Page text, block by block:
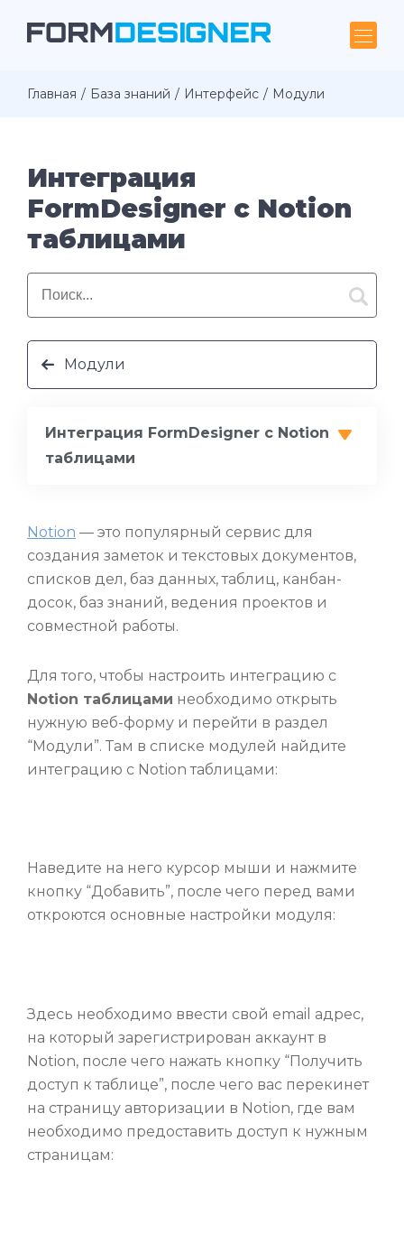
Главная База знаний Интерфейс Модули
Интеграция
FormDesigner с Notion
таблицами
Модули
Интеграция FormDesigner с Notion
таблицами
Notion — это популярный сервис для
создания заметок и текстовых документов,
списков дел, баз данных, таблиц, канбан-
досок, баз знаний, ведения проектов и
совместной работы.
Для того, чтобы настроить интеграцию с
Notion таблицами необходимо открыть
нужную веб-форму и перейти в раздел
“Модули”. Там в списке модулей найдите
интеграцию с Notion таблицами:
Наведите на него курсор мыши и нажмите
кнопку “Добавить”, после чего перед вами
откроются основные настройки модуля:
Здесь необходимо ввести свой email адрес,
на который зарегистрирован аккаунт в
Notion, после чего нажать кнопку “Получить
доступ к таблице”, после чего вас перекинет
на страницу авторизации в Notion, где вам
необходимо предоставить доступ к нужным
страницам: